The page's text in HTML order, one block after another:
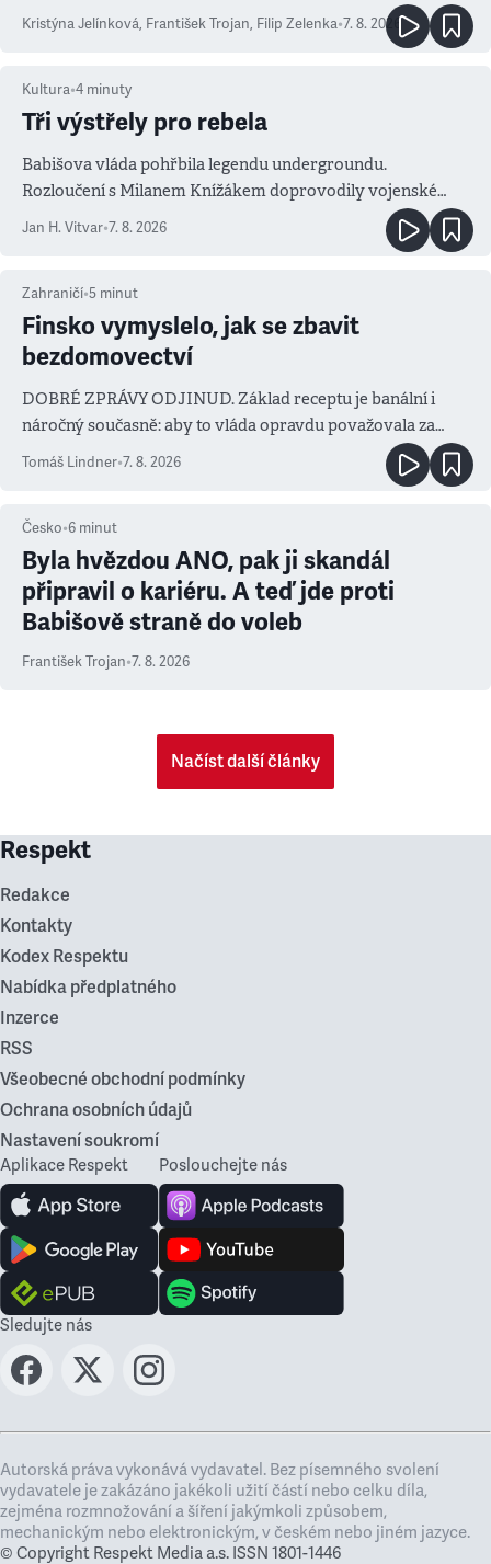
Kristýna Jelínková, František Trojan, Filip Zelenka•7. 8. 2026
Kultura•4 minuty
Tři výstřely pro rebela
Babišova vláda pohřbila legendu undergroundu.
Rozloučení s Milanem Knížákem doprovodily vojenské
salvy i kritika pokrokářů
Jan H. Vitvar•7. 8. 2026
Zahraničí•5 minut
Finsko vymyslelo, jak se zbavit
bezdomovectví
DOBRÉ ZPRÁVY ODJINUD. Základ receptu je banální i
náročný současně: aby to vláda opravdu považovala za
prioritu
Tomáš Lindner•7. 8. 2026
Česko•6 minut
Byla hvězdou ANO, pak ji skandál
připravil o kariéru. A teď jde proti
Babišově straně do voleb
František Trojan•7. 8. 2026
Načíst další články
Respekt
Redakce
Kontakty
Kodex Respektu
Nabídka předplatného
Inzerce
RSS
Všeobecné obchodní podmínky
Ochrana osobních údajů
Nastavení soukromí
Aplikace Respekt Poslouchejte nás
Sledujte nás
Autorská práva vykonává vydavatel. Bez písemného svolení
vydavatele je zakázáno jakékoli užití částí nebo celku díla,
zejména rozmnožování a šíření jakýmkoli způsobem,
mechanickým nebo elektronickým, v českém nebo jiném jazyce.
© Copyright Respekt Media a.s. ISSN 1801-1446